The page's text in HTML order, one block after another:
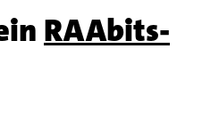
RAAbits-